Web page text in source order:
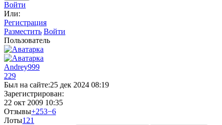
Войти
Или:
Регистрация
Разместить Войти
Пользователь
Andrey999
229
Был на сайте:25 дек 2024 08:19
Зарегистрирован:
22 окт 2009 10:35
Отзывы+253−6
Лоты1 21